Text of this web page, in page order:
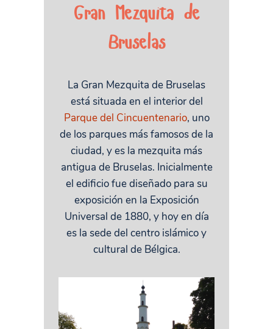
Gran Mezquita de
Bruselas
La Gran Mezquita de Bruselas
está situada en el interior del
Parque del Cincuentenario, uno
de los parques más famosos de la
ciudad, y es la mezquita más
antigua de Bruselas. Inicialmente
el edificio fue diseñado para su
exposición en la Exposición
Universal de 1880, y hoy en día
es la sede del centro islámico y
cultural de Bélgica.